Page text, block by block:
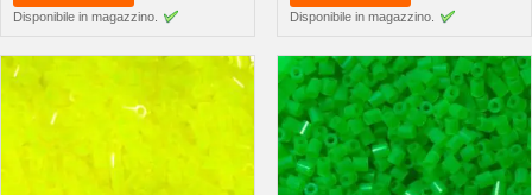
Disponibile in magazzino. Disponibile in magazzino.